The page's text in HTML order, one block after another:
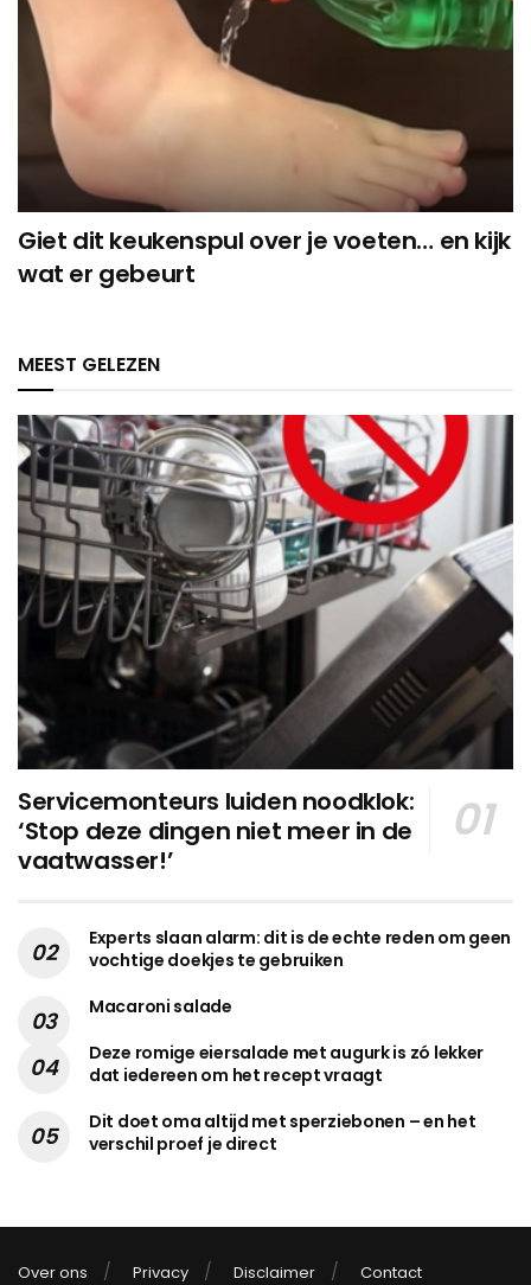
Giet dit keukenspul over je voeten… en kijk
wat er gebeurt
MEEST GELEZEN
Servicemonteurs luiden noodklok:
‘Stop deze dingen niet meer in de
vaatwasser!’
Experts slaan alarm: dit is de echte reden om geen
vochtige doekjes te gebruiken
Macaroni salade
Deze romige eiersalade met augurk is zó lekker
dat iedereen om het recept vraagt
Dit doet oma altijd met sperziebonen – en het
verschil proef je direct
Over ons Privacy Disclaimer Contact